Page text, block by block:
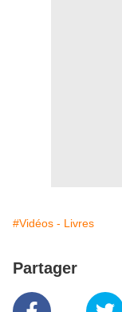
#Vidéos - Livres
Partager